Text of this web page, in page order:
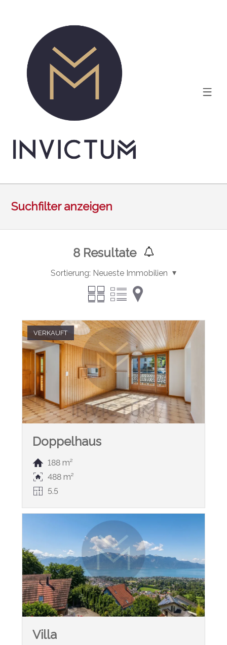
Suchfilter anzeigen
8Resultate
Sortierung: Neueste Immobilien
VERKAUFT
Doppelhaus
188 m²
488 m²
5.5
Villa